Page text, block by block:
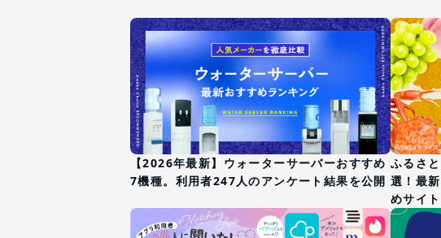
【2026年最新】ウォーターサーバーおすすめ
7機種。利用者247人のアンケート結果を公開
ふるさ
選！最
めサイ